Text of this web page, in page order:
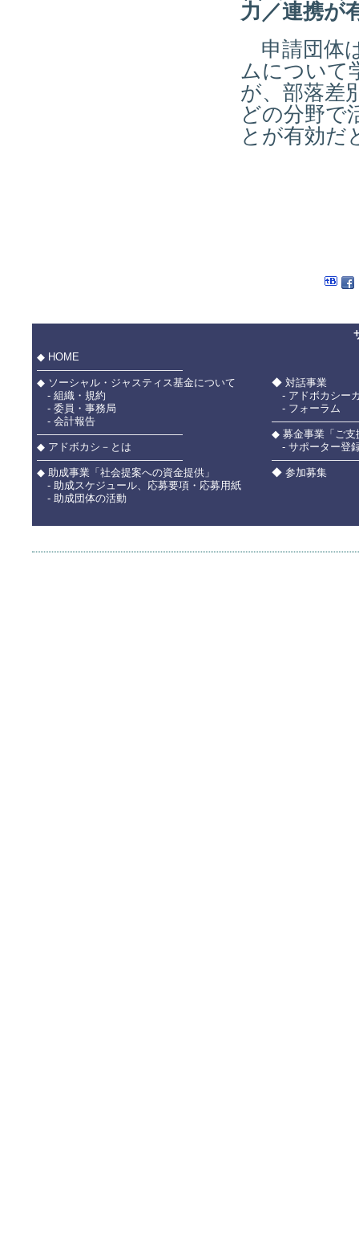
力／連携が
申請団体
ムについて
が、部落差
どの分野で
とが有
◆ HOME
――――――――――――――
◆ ソーシャル・ジャスティス基金について
- 組織・規約
- 委員・事務局
- 会計報告
――――――――――――――
◆ アドボカシ－とは
――――――――――――――
◆ 助成事業「社会提案への資金提供」
- 助成スケジュール、応募要項・応募用紙
- 助成団体の活動
◆ 対話事業
- アドボカシー
- フォーラム
◆ 募金事業「ご支
- サポーター登
◆ 参加募集